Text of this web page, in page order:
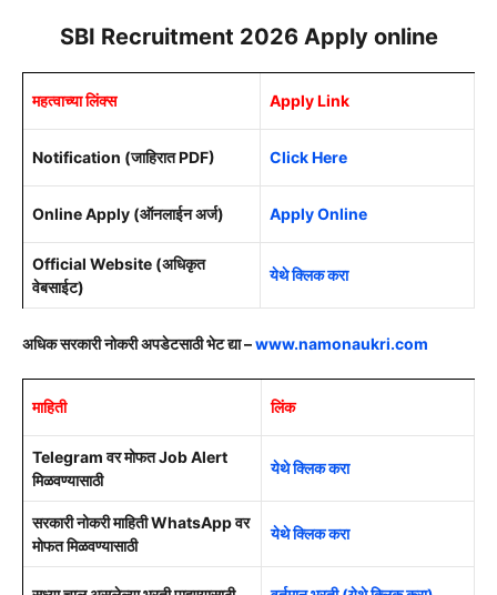
SBI Recruitment 2026 Apply online
महत्वाच्या लिंक्स Apply Link
Notification (जाहिरात PDF) Click Here
Online Apply (ऑनलाईन अर्ज) Apply Online
Official Website (अधिकृत
वेबसाईट)
येथे क्लिक करा
अधिक सरकारी नोकरी अपडेटसाठी भेट द्या –www.namonaukri.com
माहिती लिंक
Telegram वर मोफत Job Alert
मिळवण्यासाठी
येथे क्लिक करा
सरकारी नोकरी माहिती WhatsApp वर
मोफत मिळवण्यासाठी
येथे क्लिक करा